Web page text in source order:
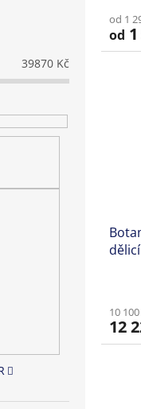
39870 Kč
od 1
od
10
12